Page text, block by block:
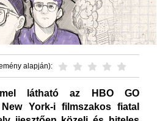
alapján):
látható az HBO GO
York-i filmszakos fiatal